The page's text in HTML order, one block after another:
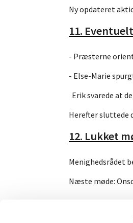
Ny opdateret
11.
- Præsterne
- Else-Marie
Erik svarede at
Herefter sluttede
12. Lukket
Menighedsrådet
Næste møde: